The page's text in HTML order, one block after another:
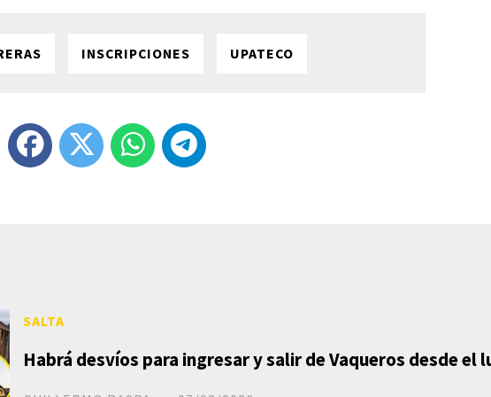
INSCRIPCIONES UPATECO
Habrá desvíos para ingresar y salir de Vaqueros desde el
SALTA